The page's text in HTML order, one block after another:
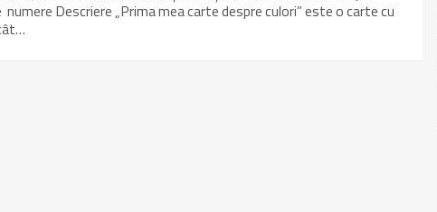
Descriere „Prima mea carte despre culori” este o carte cu